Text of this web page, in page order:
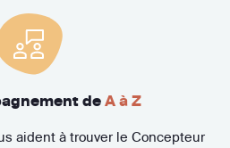
de A à Z
aident à trouver le Concepteur